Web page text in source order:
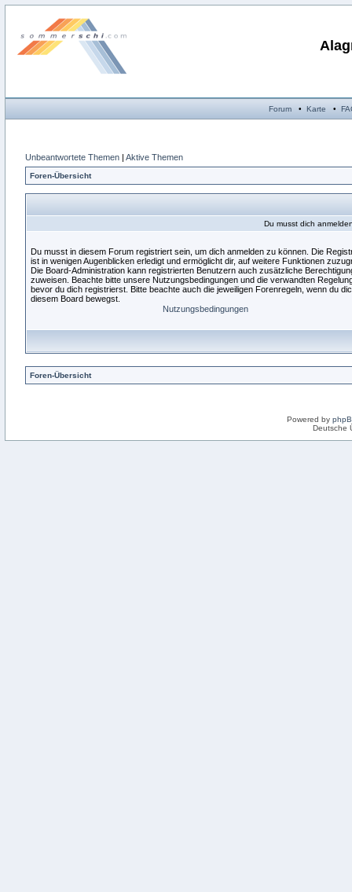
Forum• Karte •
Unbeantwortete Themen | Aktive Themen
Foren-Übersicht
Du musst dich
Du musst in diesem Forum registriert sein, um dich anmelden zu können. Die
ist in wenigen Augenblicken erledigt und ermöglicht dir, auf weitere Funktionen
Die Board-Administration kann registrierten Benutzern auch zusätzliche
zuweisen. Beachte bitte unsere Nutzungsbedingungen und die verwandten
bevor du dich registrierst. Bitte beachte auch die jeweiligen Forenregeln, wenn du
diesem Board bewegst.
Nutzungsbedingungen
Foren-Übersicht
Powered by
Deutsche